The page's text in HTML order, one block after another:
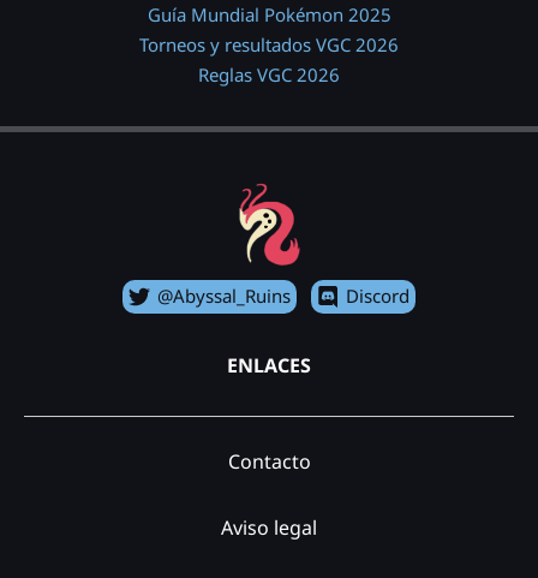
Guía Mundial Pokémon 2025
Torneos y resultados VGC 2026
Reglas VGC 2026
@Abyssal_Ruins Discord
ENLACES
Contacto
Aviso legal